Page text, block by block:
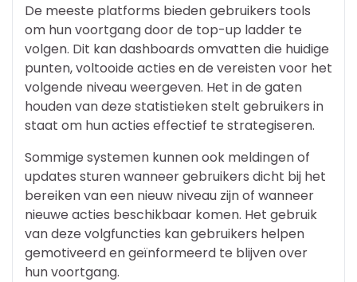
De meeste platforms bieden gebruikers tools
om hun voortgang door de top-up ladder te
volgen. Dit kan dashboards omvatten die huidige
punten, voltooide acties en de vereisten voor het
volgende niveau weergeven. Het in de gaten
houden van deze statistieken stelt gebruikers in
staat om hun acties effectief te strategiseren.
Sommige systemen kunnen ook meldingen of
updates sturen wanneer gebruikers dicht bij het
bereiken van een nieuw niveau zijn of wanneer
nieuwe acties beschikbaar komen. Het gebruik
van deze volgfuncties kan gebruikers helpen
gemotiveerd en geïnformeerd te blijven over
hun voortgang.